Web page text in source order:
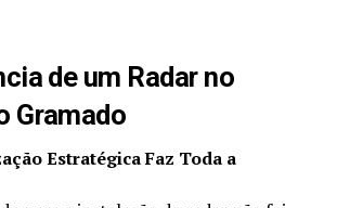
de um Radar no
Gramado
Estratégica Faz Toda a